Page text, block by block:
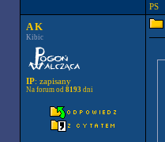
PS
A K
Kibic
IP: zapisany
Na forum od 8193 dni